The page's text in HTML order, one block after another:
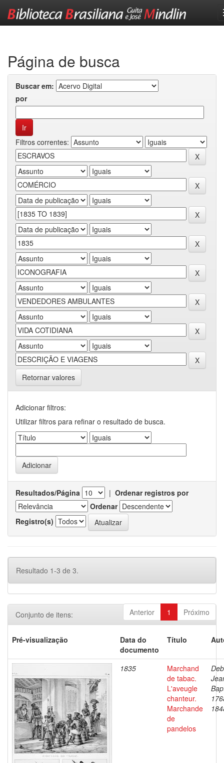
Página de busca
Buscar em:
por
Filtros correntes:
Retornar valores
Adicionar filtros:
Utilizar filtros para refinar o resultado de busca.
Resultados/Página | Ordenar registros por
Ordenar
Registro(s)
Resultado 1-3 de 3.
Anterior 1 Próximo
Conjunto de itens:
Pré-visualização
Data do
documento
Título
1835
Marchand
de tabac.
L'aveugle
chanteur.
Marchande
de
pandelos